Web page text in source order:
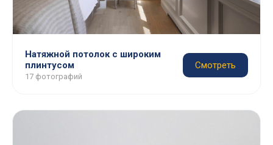
Натяжной потолок с широким
плинтусом
17 фотографий
Смотреть